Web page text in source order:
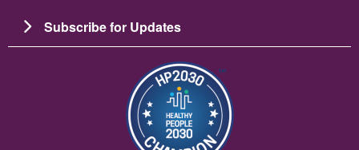
Subscribe for Updates
Изображение